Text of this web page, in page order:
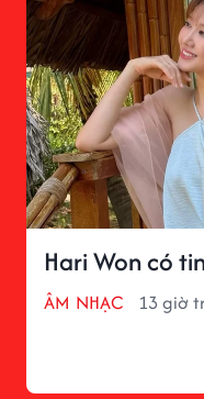
Hari Won có
ÂM NHẠC 13 giờ